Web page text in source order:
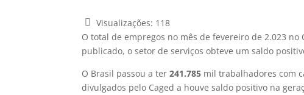
Visualizações: 118
O total de empregos no mês de fevereiro de 2.023 no
publicado, o setor de serviços obteve um saldo
O Brasil passou a ter 241.785 mil trabalhadores com
divulgados pelo Caged a houve saldo positivo na